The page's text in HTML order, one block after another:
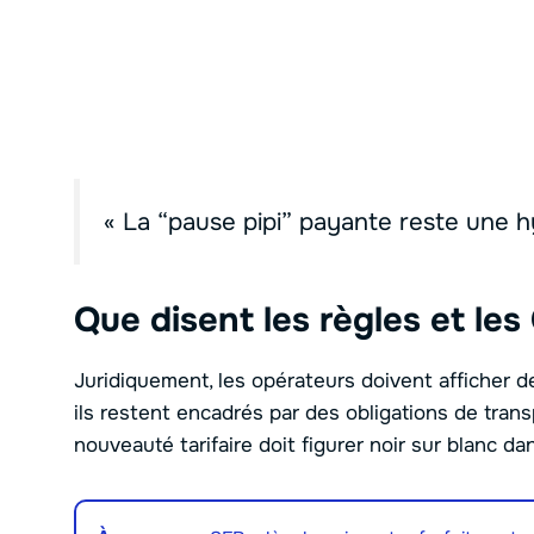
« La “pause pipi” payante reste une
Que disent les règles et les
Juridiquement, les opérateurs doivent afficher
ils restent encadrés par des obligations de
nouveauté tarifaire doit figurer noir sur blanc